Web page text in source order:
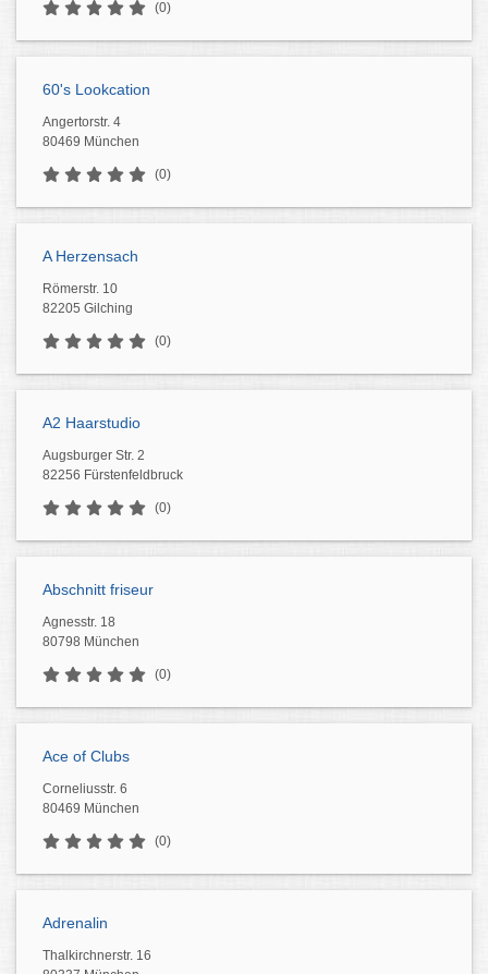
(0)
60's Lookcation
Angertorstr. 4
80469 München
(0)
A Herzensach
Römerstr. 10
82205 Gilching
(0)
A2 Haarstudio
Augsburger Str. 2
82256 Fürstenfeldbruck
(0)
Abschnitt friseur
Agnesstr. 18
80798 München
(0)
Ace of Clubs
Corneliusstr. 6
80469 München
(0)
Adrenalin
Thalkirchnerstr. 16